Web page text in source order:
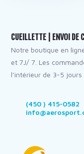
CUEILLETTE | ENVOI DE
Notre boutique en
et 7J/ 7. Les
l’intérieur de 3-5
(450 ) 415-0582